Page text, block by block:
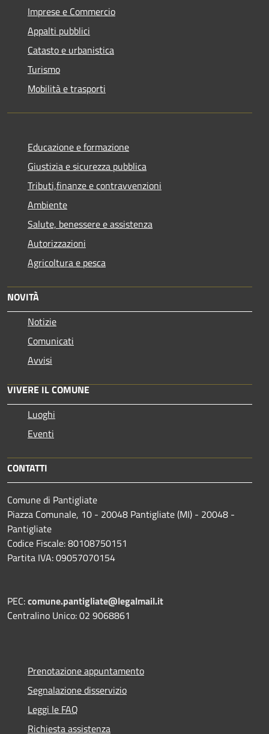
Imprese e Commercio
Appalti pubblici
Catasto e urbanistica
Turismo
Mobilità e trasporti
Educazione e formazione
Giustizia e sicurezza pubblica
Tributi,finanze e contravvenzioni
Ambiente
Salute, benessere e assistenza
Autorizzazioni
Agricoltura e pesca
NOVITÀ
Notizie
Comunicati
Avvisi
VIVERE IL COMUNE
Luoghi
Eventi
CONTATTI
Comune di Pantigliate
Piazza Comunale, 10 - 20048 Pantigliate (MI) - 20048 -
Pantigliate
Codice Fiscale: 80108750151
Partita IVA: 09057070154
PEC:comune.pantigliate@legalmail.it
Centralino Unico: 02 9068861
Prenotazione appuntamento
Segnalazione disservizio
Leggi le FAQ
Richiesta assistenza